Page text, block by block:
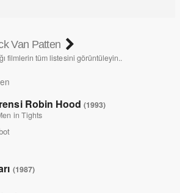
Van Patten
filmlerin tüm listesini görüntüleyin..
Robin Hood(1993)
in Tights
(1987)